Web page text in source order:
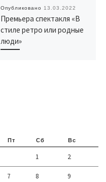
Опубликовано 13.03.2022
Премьера спектакля «В
стиле ретро или родные
люди»
Пт Сб Вс
1 2
7 8 9